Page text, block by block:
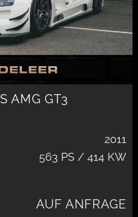
AMG GT3
2011
563 PS / 414 KW
AUF ANFRAGE